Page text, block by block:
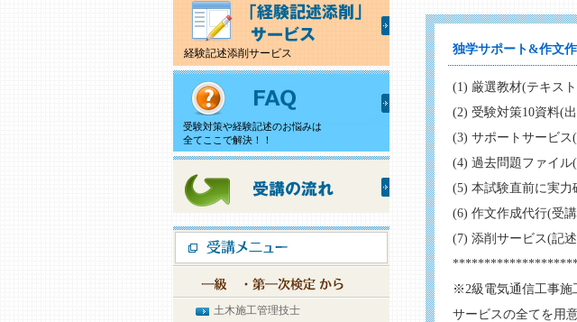
経験記述添削サービス
受験対策や経験記述のお悩みは
全てここで解決！！
土木施工管理技士
独学サポート&作文
(1) 厳選教材(テキス
(2) 受験対策10資料(
(3) サポートサービ
(4) 過去問題ファイ
(5) 本試験直前に実
(6) 作文作成代行(受
(7) 添削サービス(記
※2級電気通信工事施
サービスの全てを用